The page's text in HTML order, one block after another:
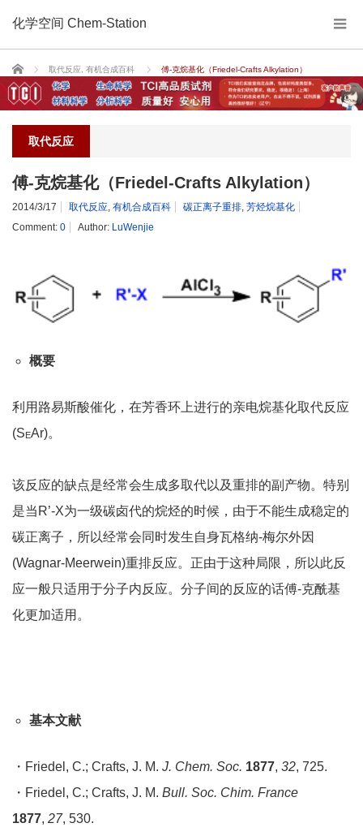
化学空间 Chem-Station
Home 取代反应 有机合成百科 傅-克烷基化（Friedel-Crafts Alkylation）
取代反应
傅-克烷基化（Friedel-Crafts Alkylation）
2014/3/17 取代反应 有机合成百科 碳正离子重排 芳烃烷基化
Comment: 0 Author: LuWenjie
概要
利用路易斯酸催化，在芳香环上进行的亲电烷基化取代反应
(SEAr)。
该反应的缺点是经常会生成多取代以及重排的副产物。特别
是当R’-X为一级碳卤代的烷烃的时候，由于不能生成稳定的
碳正离子，所以经常会同时发生自身瓦格纳-梅尔外因
(Wagnar-Meerwein)重排反应。正由于这种局限，所以此反
应一般只适用于分子内反应。分子间的反应的话傅-克酰基
化更加适用。
基本文献
・Friedel, C.; Crafts, J. M. J. Chem. Soc. 1877, 32, 725.
・Friedel, C.; Crafts, J. M. Bull. Soc. Chim. France
1877, 27, 530.